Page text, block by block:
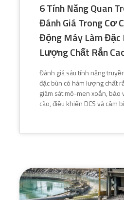
6 Tính Năng Quan
Đánh Giá Trong Cơ
Động Máy Làm Đặc
Lượng Chất Rắn
Đánh giá sáu tính năng
đặc bùn có hàm lượng chất
giám sát mô-men xoắn, bảo
cào, điều khiển DCS và cảm